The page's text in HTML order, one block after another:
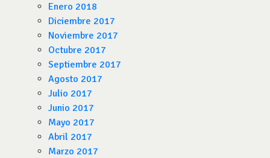
Enero 2018
Diciembre 2017
Noviembre 2017
Octubre 2017
Septiembre 2017
Agosto 2017
Julio 2017
Junio 2017
Mayo 2017
Abril 2017
Marzo 2017